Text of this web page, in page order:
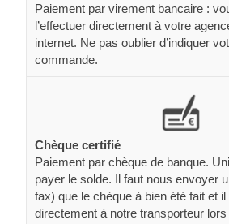
Paiement par virement bancaire :
l’effectuer directement à votre
internet. Ne pas oublier d’indiquer
commande.
Chèque certifié
Paiement par chèque de banque.
payer le solde. Il faut nous envoyer
fax) que le chèque à bien été fait et
directement à notre transporteur